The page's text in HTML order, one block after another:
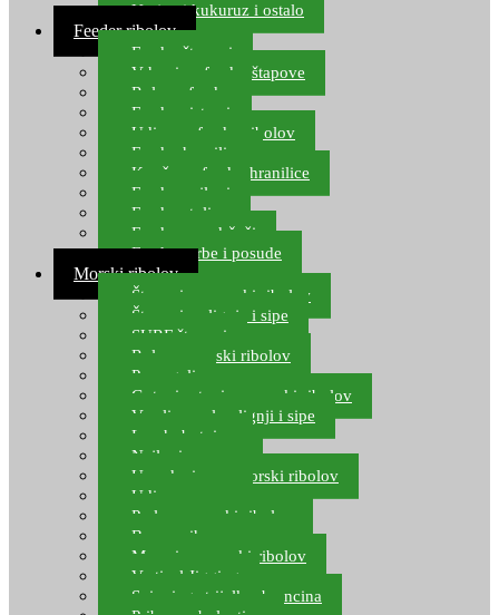
Umjetni kukuruz i ostalo
Feeder ribolov
Feeder štapovi
Vrhovi za feeder štapove
Role za feeder
Feeder sistemi
Udice za feeder ribolov
Feeder hranilice
Kopče za feeder hranilice
Feeder najloni
Feeder stolice
Feeder arm držači
Feeder torbe i posude
Morski ribolov
Štapovi za morski ribolov
Štapovi za lignje i sipe
SURF štapovi
Role za morski ribolov
Parangali
Gotovi setovi za morski ribolov
Varalice za lov lignji i sipe
Lov hobotnice
Najloni za more
Upredenice za morski ribolov
Udice za more
Perle za morski ribolov
Brum prihrana za more
Mamci za morski ribolov
Vertical Jigging
Spinning strijelke, brancina